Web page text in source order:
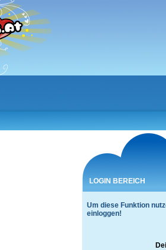
LOGIN BEREICH
Um diese Funktion
einloggen!